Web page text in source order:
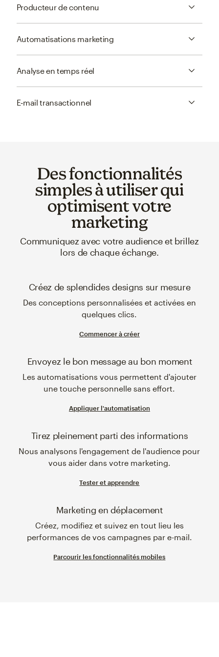
Producteur de contenu
Automatisations marketing
Analyse en temps réel
E‑mail transactionnel
Des fonctionnalités
simples à utiliser qui
optimisent votre
marketing
Communiquez avec votre audience et brillez
lors de chaque échange.
Créez de splendides designs sur mesure
Des conceptions personnalisées et activées en
quelques clics.
Commencer à créer
Envoyez le bon message au bon moment
Les automatisations vous permettent d'ajouter
une touche personnelle sans effort.
Appliquer l'automatisation
Tirez pleinement parti des informations
Nous analysons l'engagement de l'audience pour
vous aider dans votre marketing.
Tester et apprendre
Marketing en déplacement
Créez, modifiez et suivez en tout lieu les
performances de vos campagnes par e-mail.
Parcourir les fonctionnalités mobiles